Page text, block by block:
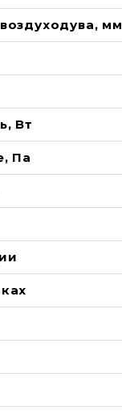
мм
Вт
Па